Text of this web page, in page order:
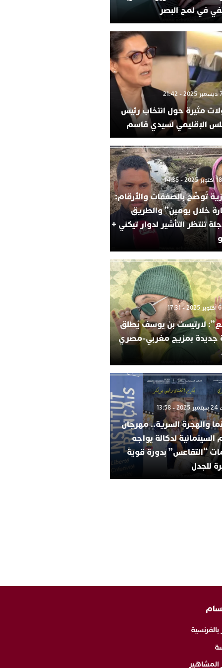
في لمح البصر
مثيرة حول انتخاب رئيس
الإقليمي لسيدي قاسم
تُوضّح بالصفقات والأرقام:
خلال يومين” والطريق
تنتظر التأشير لدوار تيكني +
لارتيست بن يوسف يُطلق
جديدة بمزيج مغربي-مصري
والهجرة السرية.. مهرجان
السينمائية لدكالة يواجه
“التقاعس” بدورة قوية
للجدل
بالفرنسية
المشاهير